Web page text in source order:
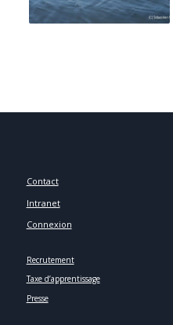
Contact
Intranet
Connexion
Recrutement
Taxe d’apprentissage
Presse